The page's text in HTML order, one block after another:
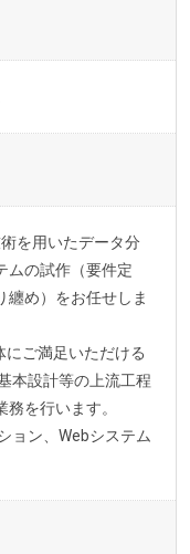
を用いたデータ分
ムの試作（要件定
纏め）をお任せしま
にご満足いただける
本設計等の上流工程
を行います。
ョン、Webシステム